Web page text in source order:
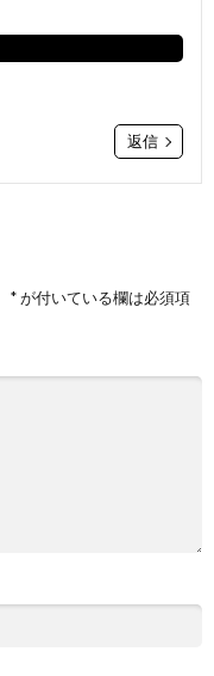
返信
*が付いている欄は必須項